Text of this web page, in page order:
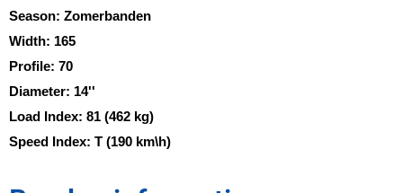
Season: Zomerbanden
Width: 165
Profile: 70
Diameter: 14''
Load Index: 81 (462 kg)
Speed Index: T (190 km\h)